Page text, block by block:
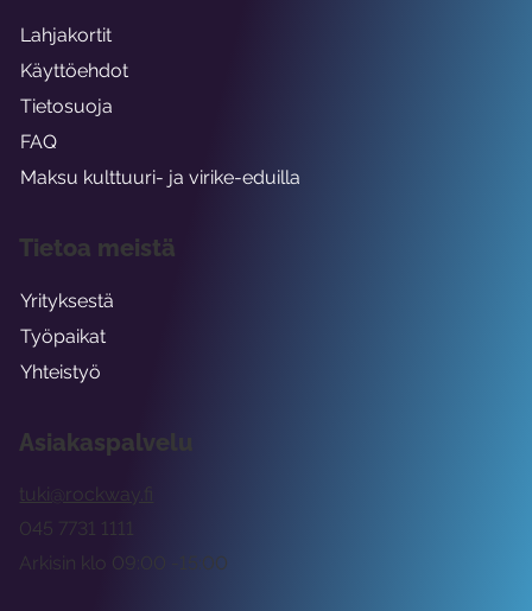
Asiakaspalvelu
tuki@rockway.fi
Arkisin klo 09:00 -15:00
045 7731 1111
Lahjakortit
Käyttöehdot
Tietosuoja
FAQ
Maksu kulttuuri- ja virike-eduilla
Tietoa meistä
Yrityksestä
Työpaikat
Yhteistyö